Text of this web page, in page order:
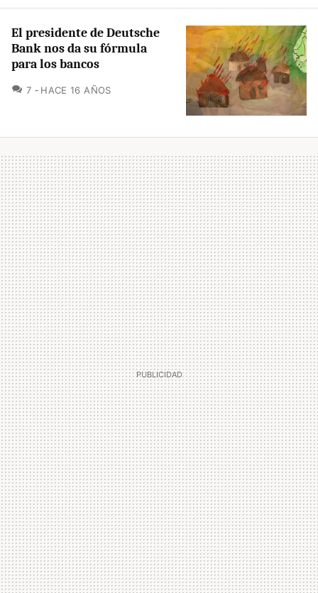
El presidente de Deutsche
Bank nos da su fórmula
para los bancos
7 COMENTARIOS
HACE 16 AÑOS